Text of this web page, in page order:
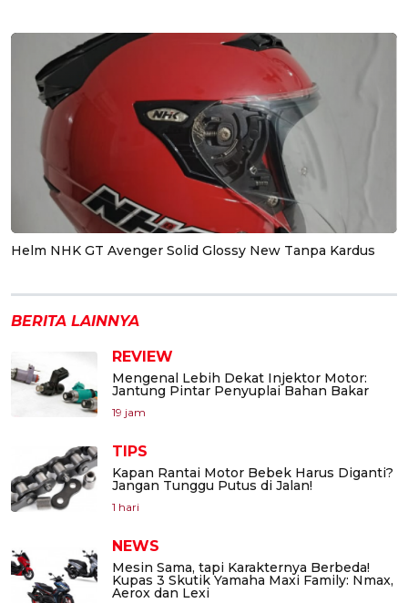
Helm NHK GT Avenger Solid Glossy New Tanpa Kardus
BERITA LAINNYA
REVIEW
Mengenal Lebih Dekat Injektor Motor:
Jantung Pintar Penyuplai Bahan Bakar
19 jam
TIPS
Kapan Rantai Motor Bebek Harus Diganti?
Jangan Tunggu Putus di Jalan!
1 hari
NEWS
Mesin Sama, tapi Karakternya Berbeda!
Kupas 3 Skutik Yamaha Maxi Family: Nmax,
Aerox dan Lexi